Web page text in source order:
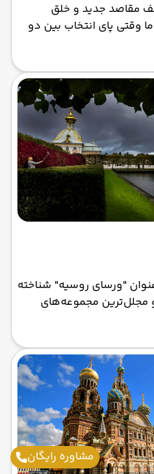
مقاصد جدید و خلق
وقتی پای انتخاب بین دو
به میان می‌آید،
ترکیه با سواحل درخشان،
خود، قلب بسیاری از
مقابل، روسیه با کاخ‌های
تاریخی، تجربه‌ای
"ورسای روسیه" شناخته
مجلل‌ترین مجموعه‌های
در نزدیکی سن پترزبورگ
و هنر معماری روسیه در
اگر قصد سفر به روسیه را
می‌تواند بهترین گزینه برای
مشاوره رایگان